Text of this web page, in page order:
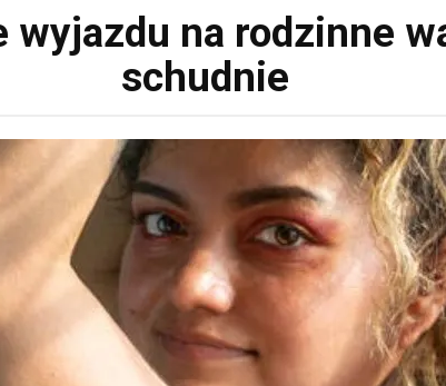
wyjazdu na rodzinne
schudnie